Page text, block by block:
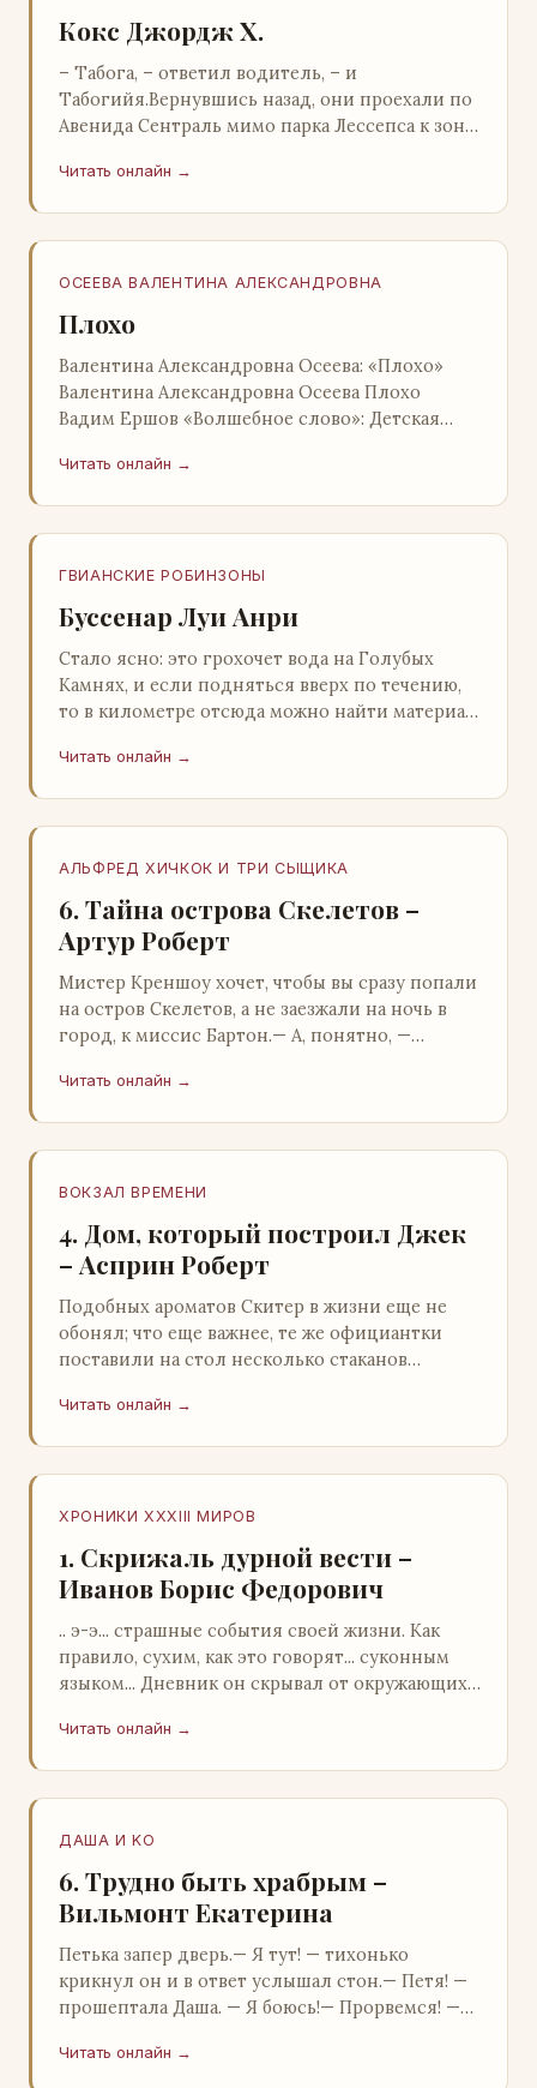
Кокс Джордж Х.
– Табога, – ответил водитель, – и
Табогийя.Вернувшись назад, они проехали по
Авенида Сентраль мимо парка Лессепса к зоне
отель…
Читать онлайн →
ОСЕЕВА ВАЛЕНТИНА АЛЕКСАНДРОВНА
Плохо
Валентина Александровна Осеева: «Плохо»
Валентина Александровна Осеева Плохо
Вадим Ершов «Волшебное слово»: Детская
Александровна ОСЕЕВ…
Читать онлайн →
ГВИАНСКИЕ РОБИНЗОНЫ
Буссенар Луи Анри
Стало ясно: это грохочет вода на Голубых
Камнях, и если подняться вверх по течению,
то в километре отсюда можно найти материал
крас…
Читать онлайн →
АЛЬФРЕД ХИЧКОК И ТРИ СЫЩИКА
6. Тайна острова Скелетов –
Артур Роберт
Мистер Креншоу хочет, чтобы вы сразу попали
на остров Скелетов, а не заезжали на ночь в
город, к миссис Бартон.— А, понятно, —
«кризис»…
Читать онлайн →
ВОКЗАЛ ВРЕМЕНИ
4. Дом, который построил Джек
– Асприн Роберт
Подобных ароматов Скитер в жизни еще не
обонял; что еще важнее, те же официантки
поставили на стол несколько стаканов
Скитер опрокин…
Читать онлайн →
ХРОНИКИ XXXIII МИРОВ
1. Скрижаль дурной вести –
Иванов Борис Федорович
.. э-э... страшные события своей жизни. Как
правило, сухим, как это говорят... суконным
языком... Дневник он скрывал от окружающих.
Читать онлайн →
ДАША И KO
6. Трудно быть храбрым –
Вильмонт Екатерина
Петька запер дверь.— Я тут! — тихонько
крикнул он и в ответ услышал стон.— Петя! —
прошептала Даша. — Я боюсь!— Прорвемся! —
…
Читать онлайн →